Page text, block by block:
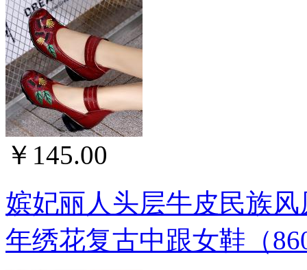
￥145.00
嫔妃丽人头层牛皮民族
年绣花复古中跟女鞋（